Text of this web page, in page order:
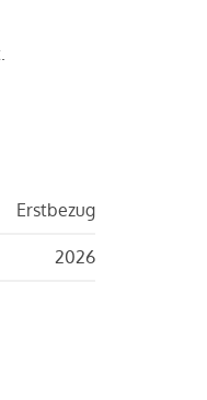
Erstbezug
2026